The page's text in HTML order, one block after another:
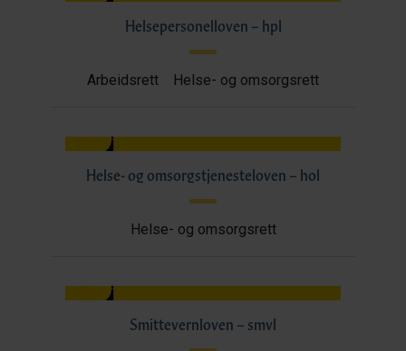
Helsepersonelloven – hpl
Arbeidsrett Helse- og omsorgsrett
Helse- og omsorgstjenesteloven – hol
Helse- og omsorgsrett
Smittevernloven – smvl